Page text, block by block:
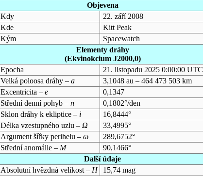
Objevena
Kdy
22. září 2008
Kde
Kitt Peak
Kým
Spacewatch
Elementy dráhy
(Ekvinokcium J2000,0)
Epocha
21. listopadu 2025 0:00:00 UTC
Velká poloosa dráhy – a
3,1048 au – 464 473 503 km
Excentricita – e
0,1347
Střední denní pohyb – n
0,1802°/den
Sklon dráhy k ekliptice – i
16,8444°
Délka vzestupného uzlu – Ω
33,4995°
Argument šířky perihelu – ω
289,6752°
Střední anomálie – M
90,1466°
Další údaje
Absolutní hvězdná velikost – H
15,74 mag